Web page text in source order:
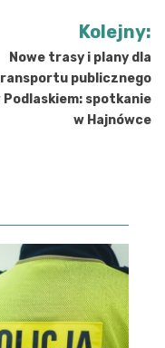
Kolejny:
Nowe trasy i plany dla
publicznego
Podlaskiem: spotkanie
w Hajnówce